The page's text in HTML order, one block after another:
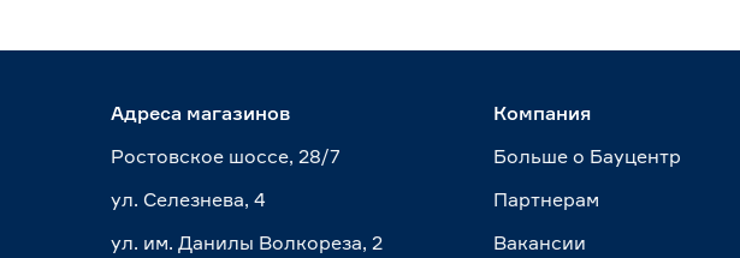
Адреса магазинов
Ростовское шоссе, 28/7
ул. Селезнева, 4
ул. им. Данилы Волкореза, 2
Компания
Больше о Бауцентр
Партнерам
Вакансии